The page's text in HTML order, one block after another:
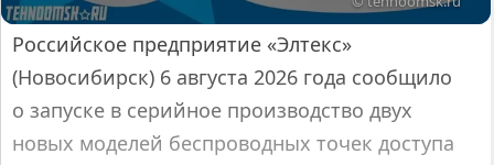
Российское предприятие «Элтекс»
(Новосибирск) 6 августа 2026 года сообщило
о запуске в серийное производство двух
новых моделей беспроводных точек доступа